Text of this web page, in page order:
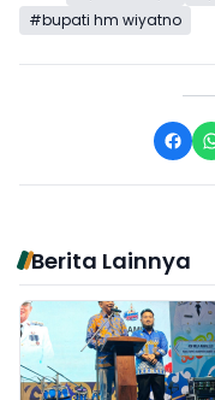
#bupati hm wiyatno
Berita Lainnya